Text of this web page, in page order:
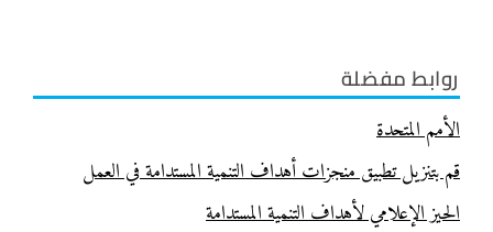
روابط مفضلة
الأمم المتحدة
قم بتنزيل تطبيق منجزات أهداف التنمية المستدامة في العمل
الحيز الإعلامي لأهداف التنمية المستدامة